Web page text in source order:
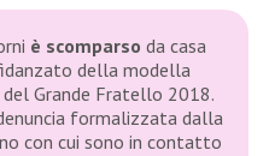
è scomparsoda casa
della modella
Grande Fratello 2018.
formalizzata dalla
con cui sono in contatto